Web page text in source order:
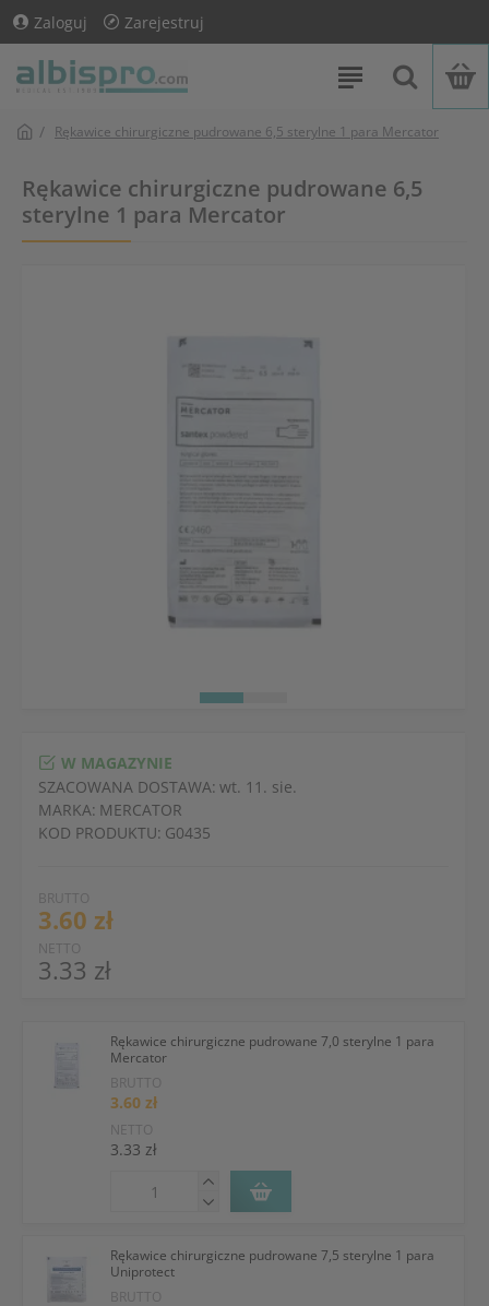
Zaloguj Zarejestruj
Rękawice chirurgiczne pudrowane 6,5 sterylne 1 para Mercator
Rękawice chirurgiczne pudrowane 6,5
sterylne 1 para Mercator
BRUTTO
3.60 zł
NETTO
3.33 zł
W MAGAZYNIE
SZACOWANA DOSTAWA: wt. 11. sie.
MARKA: MERCATOR
KOD PRODUKTU: G0435
Rękawice chirurgiczne pudrowane 7,0 sterylne 1 para
Mercator
BRUTTO
3.60 zł
NETTO
3.33 zł
Rękawice chirurgiczne pudrowane 7,5 sterylne 1 para
Uniprotect
BRUTTO